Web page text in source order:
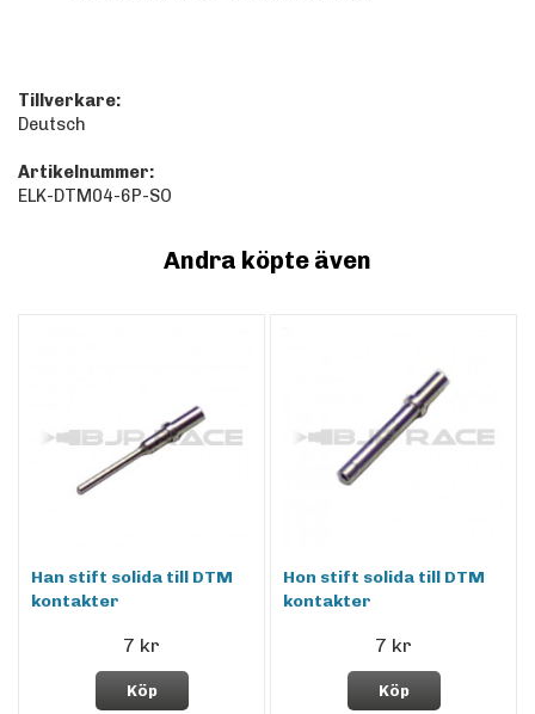
Tillverkare:
Deutsch
Artikelnummer:
ELK-DTM04-6P-SO
Andra köpte även
Han stift solida till DTM
kontakter
7 kr
Köp
Hon stift solida till DTM
kontakter
7 kr
Köp